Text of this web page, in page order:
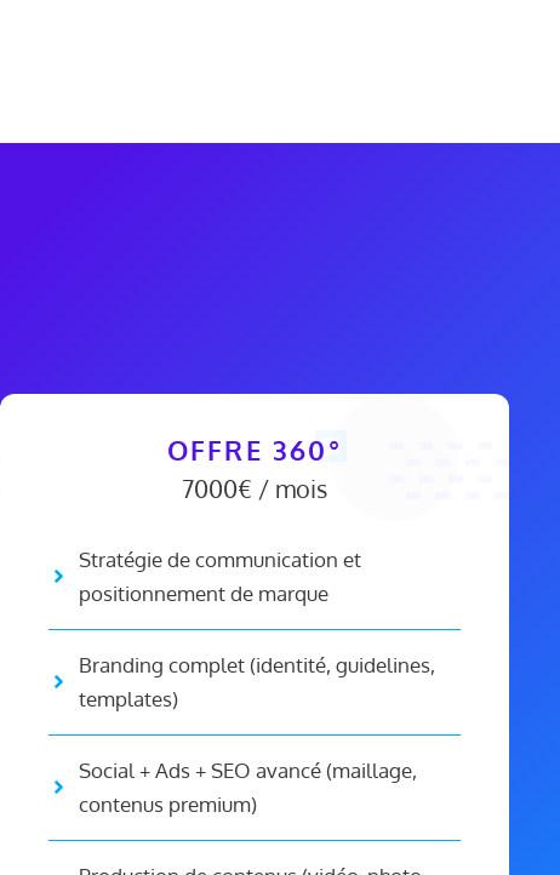
OFFRE 360°
7000€ / mois
Stratégie de communication et
positionnement de marque
Branding complet (identité, guidelines,
templates)
Social + Ads + SEO avancé (maillage,
contenus premium)